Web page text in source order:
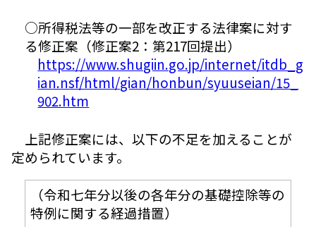
○所得税法等の一部を改正する法律案に対す
る修正案（修正案2：第217回提出）
https://www.shugiin.go.jp/internet/itdb_g
ian.nsf/html/gian/honbun/syuuseian/15_
902.htm
上記修正案には、以下の不足を加えることが
定められています。
（令和七年分以後の各年分の基礎控除等の
特例に関する経過措置）